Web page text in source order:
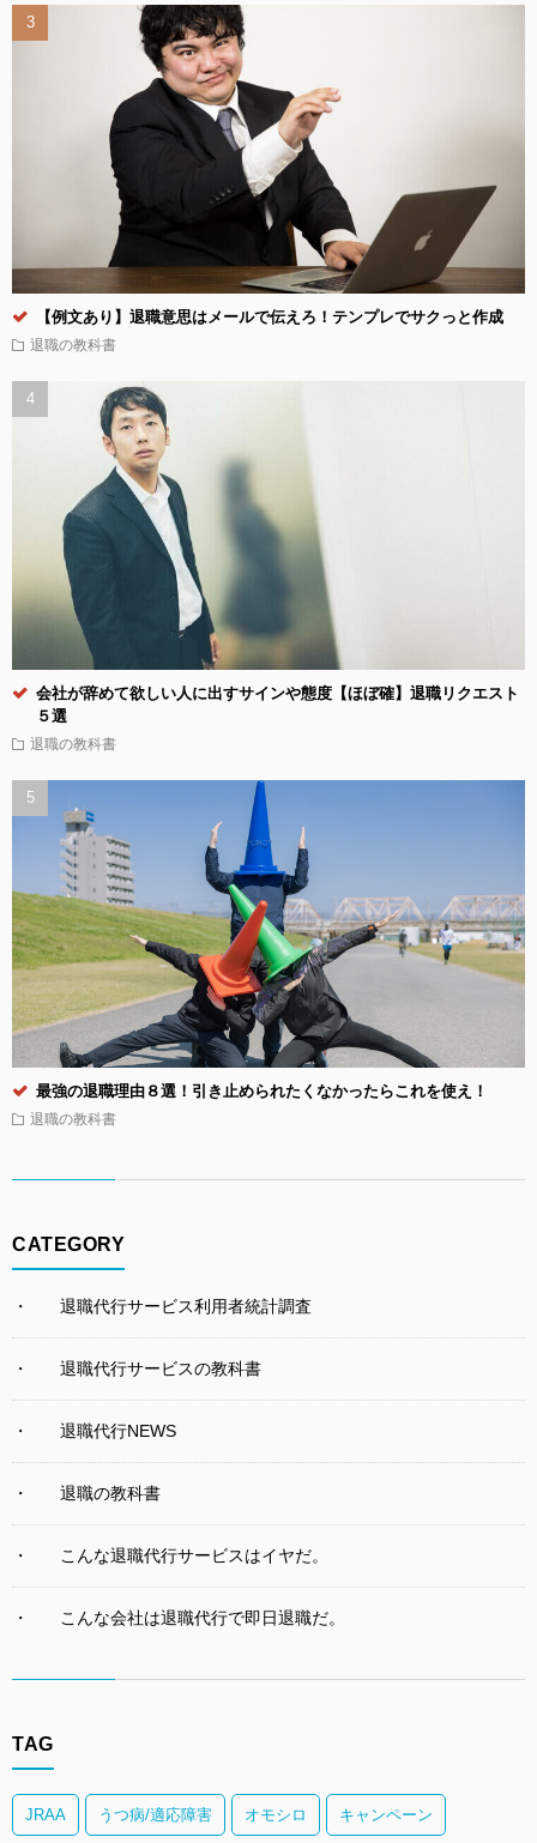
【例文あり】退職意思はメールで伝えろ！テンプレでサクっと作成
退職の教科書
会社が辞めて欲しい人に出すサインや態度【ほぼ確】退職リクエスト
５選
退職の教科書
最強の退職理由８選！引き止められたくなかったらこれを使え！
退職の教科書
CATEGORY
退職代行サービス利用者統計調査
退職代行サービスの教科書
退職代行NEWS
退職の教科書
こんな退職代行サービスはイヤだ。
こんな会社は退職代行で即日退職だ。
TAG
JRAA うつ病/適応障害 オモシロ キャンペーン